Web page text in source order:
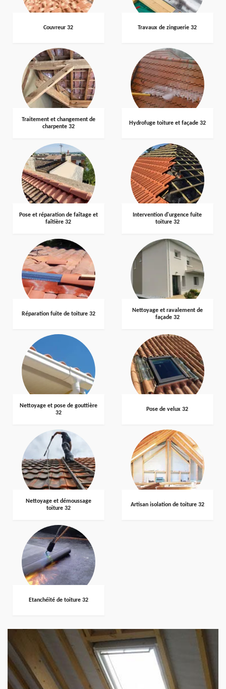
Couvreur 32 Travaux de zinguerie 32
Traitement et changement de
charpente 32
Hydrofuge toiture et façade 32
Pose et réparation de faîtage et
faîtière 32
Intervention d'urgence fuite
toiture 32
Réparation fuite de toiture 32
Nettoyage et ravalement de
façade 32
Nettoyage et pose de gouttière
32
Pose de velux 32
Nettoyage et démoussage
toiture 32
Artisan isolation de toiture 32
Etanchéité de toiture 32